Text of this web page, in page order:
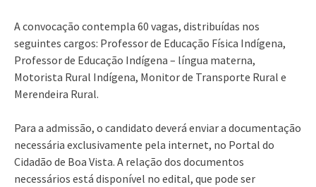
A convocação contempla 60 vagas, distribuídas nos
seguintes cargos: Professor de Educação Física Indígena,
Professor de Educação Indígena – língua materna,
Motorista Rural Indígena, Monitor de Transporte Rural e
Merendeira Rural.
Para a admissão, o candidato deverá enviar a documentação
necessária exclusivamente pela internet, no Portal do
Cidadão de Boa Vista. A relação dos documentos
necessários está disponível no edital, que pode ser